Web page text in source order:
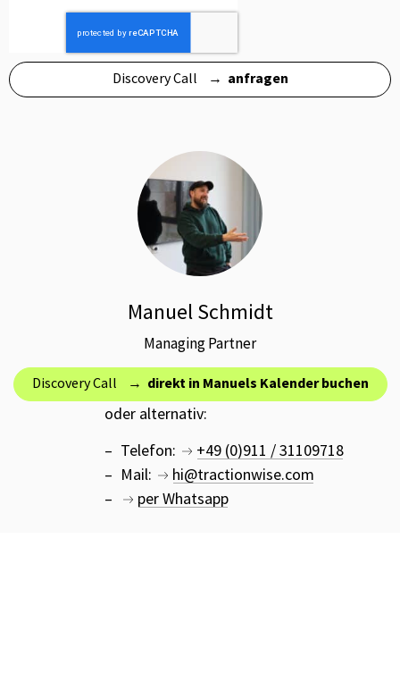
Discovery Call → anfragen
Manuel Schmidt
Managing Partner
Discovery Call → direkt in Manuels Kalender buchen
oder alternativ:
Telefon:
+49 (0)911 / 31109718
Mail:
hi@tractionwise.com
per Whatsapp